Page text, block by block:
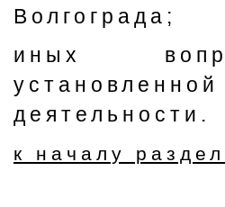
Волгограда;
иных
деятельности.
к началу